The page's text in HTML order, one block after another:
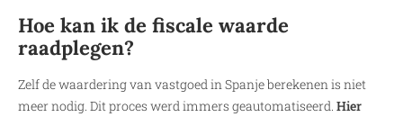
Hoe kan ik de fiscale waarde
raadplegen?
Zelf dewaardering van vastgoed in Spanje berekenen is niet
meer nodig. Dit proces werd immers geautomatiseerd. Hier